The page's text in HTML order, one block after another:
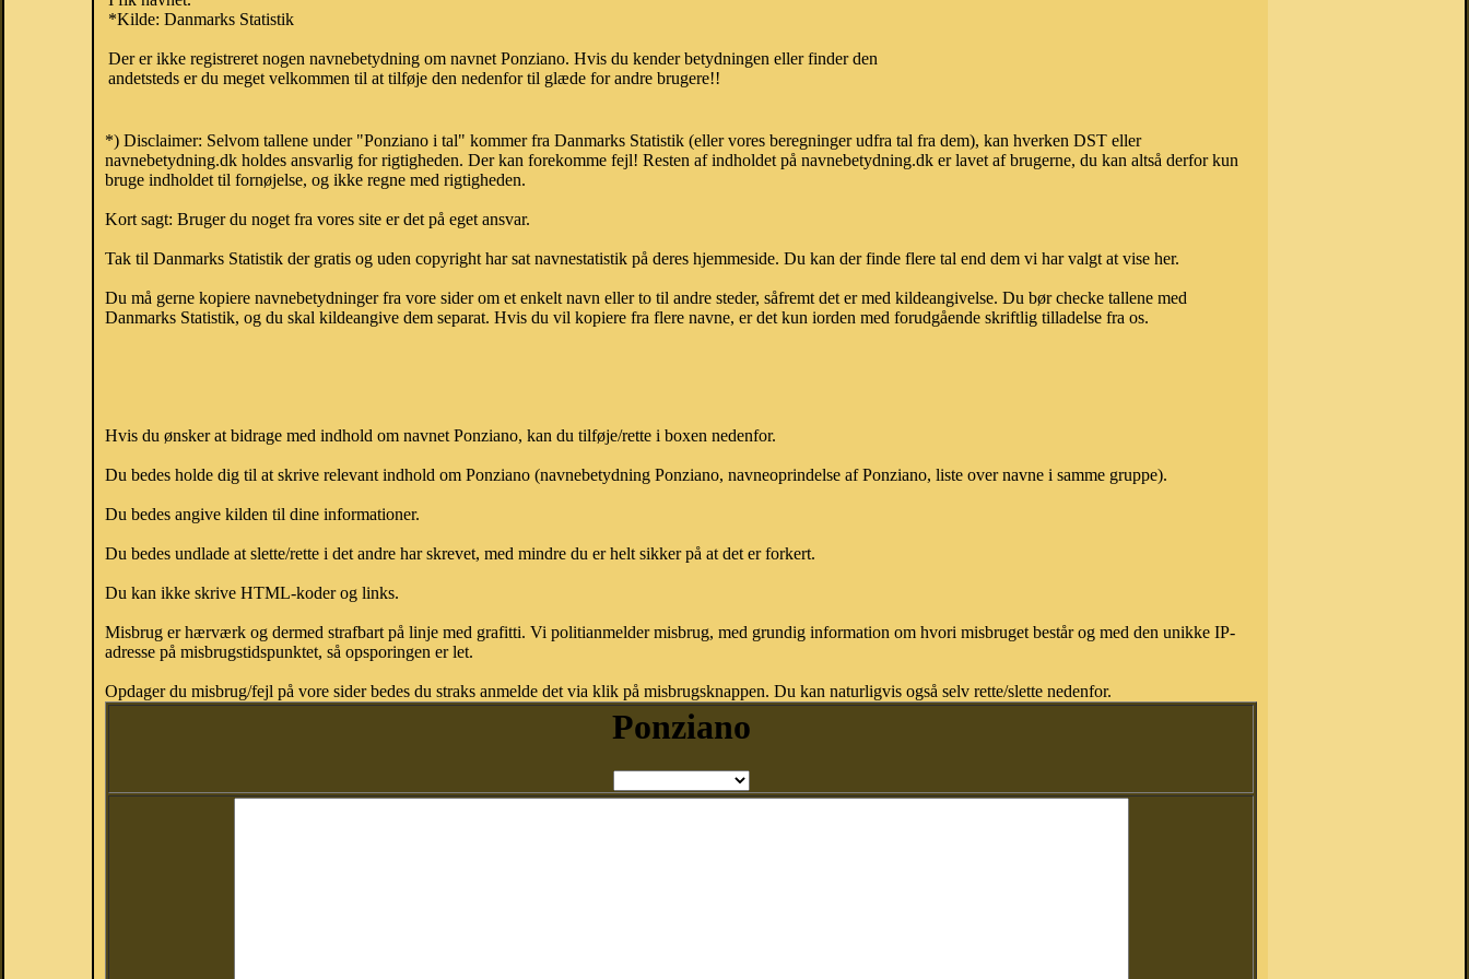
*Kilde: Danmarks Statistik
Der er ikke registreret nogen navnebetydning om navnet Ponziano. Hvis du kender betydningen eller finder den
andetsteds er du meget velkommen til at tilføje den nedenfor til glæde for andre brugere!!
*) Disclaimer: Selvom tallene under "Ponziano i tal" kommer fra Danmarks Statistik (eller vores beregninger udfra tal fra dem), kan hverken DST eller
navnebetydning.dk holdes ansvarlig for rigtigheden. Der kan forekomme fejl! Resten af indholdet på navnebetydning.dk er lavet af brugerne, du kan altså derfor kun
bruge indholdet til fornøjelse, og ikke regne med rigtigheden.
Kort sagt: Bruger du noget fra vores site er det på eget ansvar.
Tak til Danmarks Statistik der gratis og uden copyright har sat navnestatistik på deres hjemmeside. Du kan der finde flere tal end dem vi har valgt at vise her.
Du må gerne kopiere navnebetydninger fra vore sider om et enkelt navn eller to til andre steder, såfremt det er med kildeangivelse. Du bør checke tallene med
Danmarks Statistik, og du skal kildeangive dem separat. Hvis du vil kopiere fra flere navne, er det kun iorden med forudgående skriftlig tilladelse fra os.
Hvis du ønsker at bidrage med indhold om navnet Ponziano, kan du tilføje/rette i boxen nedenfor.
Du bedes holde dig til at skrive relevant indhold om Ponziano (navnebetydning Ponziano, navneoprindelse af Ponziano, liste over navne i samme gruppe).
Du bedes angive kilden til dine informationer.
Du bedes undlade at slette/rette i det andre har skrevet, med mindre du er helt sikker på at det er forkert.
Du kan ikke skrive HTML-koder og links.
Misbrug er hærværk og dermed strafbart på linje med grafitti. Vi politianmelder misbrug, med grundig information om hvori misbruget består og med den unikke IP-
adresse på misbrugstidspunktet, så opsporingen er let.
Opdager du misbrug/fejl på vore sider bedes du straks anmelde det via klik på misbrugsknappen. Du kan naturligvis også selv rette/slette nedenfor.
Ponziano